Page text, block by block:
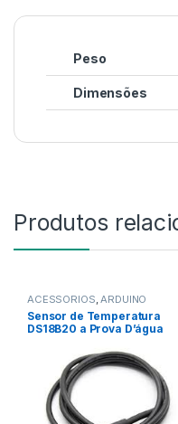
Peso
Dimensões
Produtos
ACESSÓRIOS,ARDUINO
Sensor de Temperatura
DS18B20 a Prova D’água